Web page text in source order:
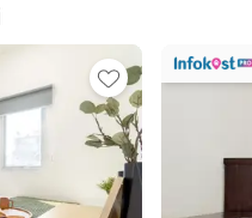
– 8 menit
– 12 menit
- 13 menit
menghemat waktu dan